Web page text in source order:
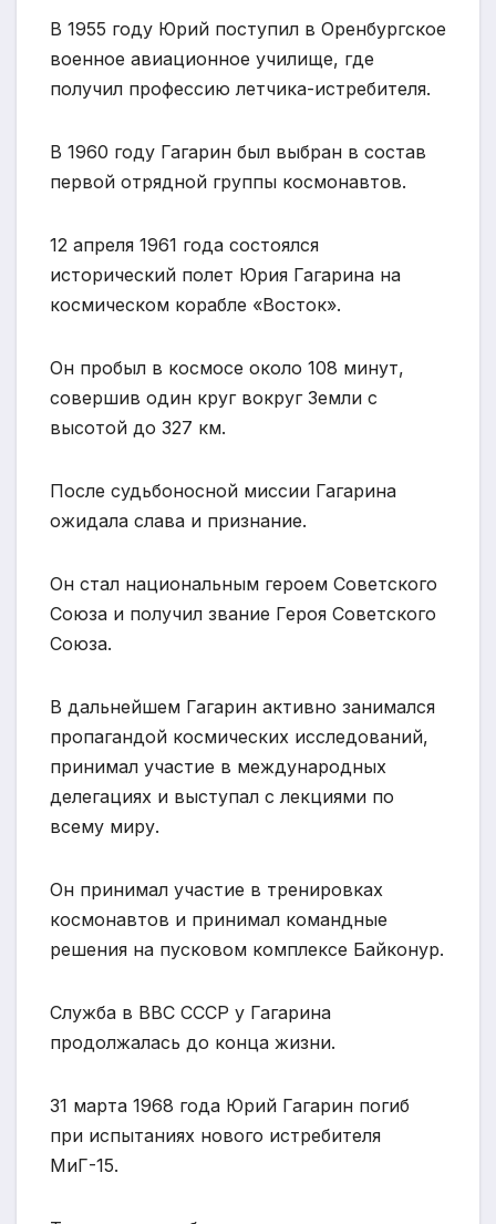
В 1955 году Юрий поступил в Оренбургское
военное авиационное училище, где
получил профессию летчика-истребителя.
В 1960 году Гагарин был выбран в состав
первой отрядной группы космонавтов.
12 апреля 1961 года состоялся
исторический полет Юрия Гагарина на
космическом корабле «Восток».
Он пробыл в космосе около 108 минут,
совершив один круг вокруг Земли с
высотой до 327 км.
После судьбоносной миссии Гагарина
ожидала слава и признание.
Он стал национальным героем Советского
Союза и получил звание Героя Советского
Союза.
В дальнейшем Гагарин активно занимался
пропагандой космических исследований,
принимал участие в международных
делегациях и выступал с лекциями по
всему миру.
Он принимал участие в тренировках
космонавтов и принимал командные
решения на пусковом комплексе Байконур.
Служба в ВВС СССР у Гагарина
продолжалась до конца жизни.
31 марта 1968 года Юрий Гагарин погиб
при испытаниях нового истребителя
МиГ-15.